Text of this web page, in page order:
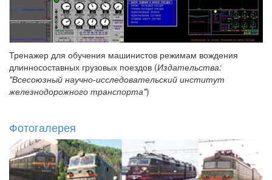
Тренажер для обучения машинистов режимам вождения
длинносоставных грузовых поездов (Издательства:
"Всесоюзный научно-исследовательский институт
железнодорожного транспорта")
Фотогалерея